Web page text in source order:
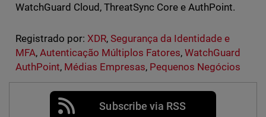
WatchGuard Cloud, ThreatSync Core e AuthPoint.
Registrado por: XDR, Segurança da Identidade e
MFA, Autenticação Múltiplos Fatores,WatchGuard
AuthPoint, Médias Empresas, Pequenos Negócios
Subscribe via RSS